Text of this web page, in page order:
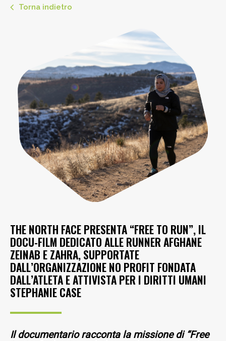
Torna indietro
THE NORTH FACE PRESENTA “FREE TO RUN”, IL
DOCU-FILM DEDICATO ALLE RUNNER AFGHANE
ZEINAB E ZAHRA, SUPPORTATE
DALL’ORGANIZZAZIONE NO PROFIT FONDATA
DALL’ATLETA E ATTIVISTA PER I DIRITTI UMANI
STEPHANIE CASE
Il documentario racconta la missione di “Free